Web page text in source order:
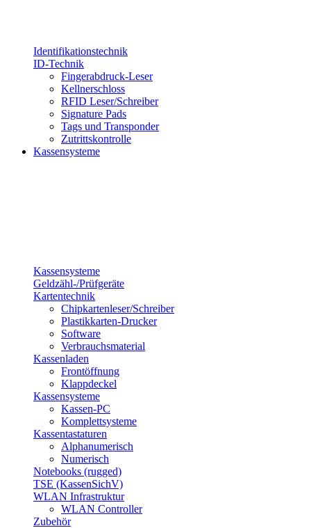
Identifikationstechnik
ID-Technik
Fingerabdruck-Leser
Kellnerschloss
RFID Leser/Schreiber
Signature Pads
Tags und Transponder
Zutrittskontrolle
Kassensysteme
Kassensysteme
Geldzähl-/Prüfgeräte
Kartentechnik
Chipkartenleser/Schreiber
Plastikkarten-Drucker
Software
Verbrauchsmaterial
Kassenladen
Frontöffnung
Klappdeckel
Kassensysteme
Kassen-PC
Komplettsysteme
Kassentastaturen
Alphanumerisch
Numerisch
Notebooks (rugged)
TSE (KassenSichV)
WLAN Infrastruktur
WLAN Controller
Zubehör